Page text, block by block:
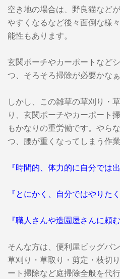
空き地の場合は、野良猫など
やすくなるなど後々面倒な様
能性もあります。
玄関ポーチやカーポートなど
つ、そろそろ掃除が必要かなぁ
しかし、この雑草の草刈り・
り、玄関ポーチやカーポート
もかなりの重労働です。やら
つ、腰が重くなってしまう作業
『時間的、体力的に自分では
『とにかく、自分ではやりたく
『職人さんや造園屋さんに頼
そんな方は、便利屋ビッグバ
草刈り・草取り・剪定・枝切
ート掃除など庭掃除全般を代